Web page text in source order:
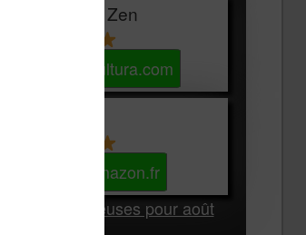
Vivlio Light Zen
Voir sur Cultura.com
Voir sur Amazon.fr
Meilleures liseuses pour août